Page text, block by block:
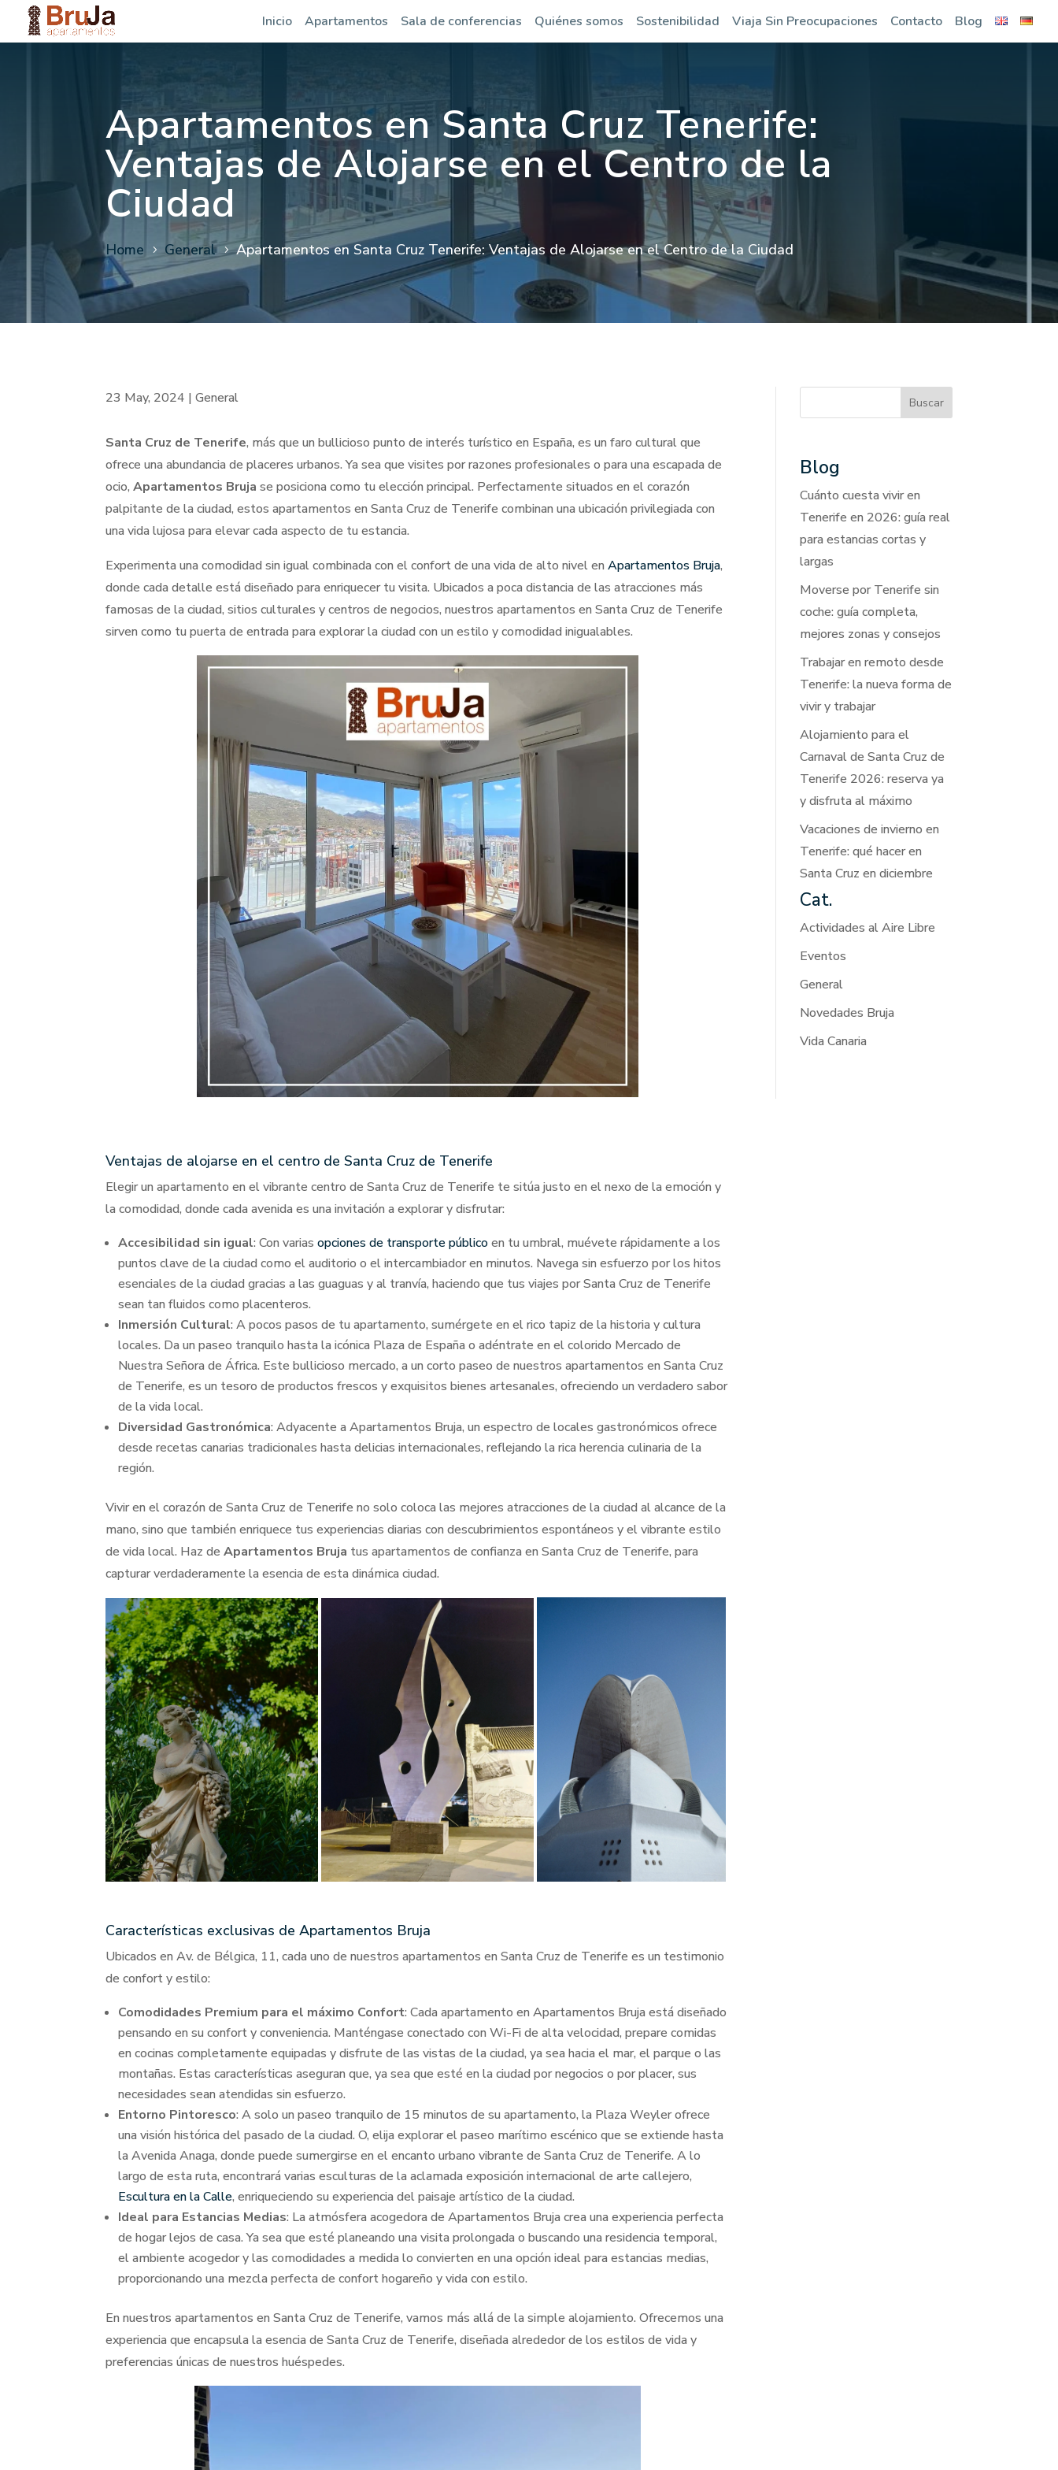
Inicio Apartamentos Sala de conferencias Quiénes somos Sostenibilidad Viaja Sin Preocupaciones Contacto Blog
Apartamentos en Santa Cruz Tenerife:
Ventajas de Alojarse en el Centro de la
Ciudad
Home General Apartamentos en Santa Cruz Tenerife: Ventajas de Alojarse en el Centro de la Ciudad
23 May, 2024 |General
Santa Cruz de Tenerife, más que un bullicioso punto de interés turístico en España, es un faro cultural que
ofrece una abundancia de placeres urbanos. Ya sea que visites por razones profesionales o para una escapada de
ocio,Apartamentos Bruja se posiciona como tu elección principal. Perfectamente situados en el corazón
palpitante de la ciudad, estos apartamentos en Santa Cruz de Tenerife combinan una ubicación privilegiada con
una vida lujosa para elevar cada aspecto de tu estancia.
Experimenta una comodidad sin igual combinada con el confort de una vida de alto nivel enApartamentos Bruja,
donde cada detalle está diseñado para enriquecer tu visita. Ubicados a poca distancia de las atracciones más
famosas de la ciudad, sitios culturales y centros de negocios, nuestros apartamentos en Santa Cruz de Tenerife
sirven como tu puerta de entrada para explorar la ciudad con un estilo y comodidad inigualables.
Ventajas de alojarse en el centro de Santa Cruz de Tenerife
Elegir un apartamento en el vibrante centro de Santa Cruz de Tenerife te sitúa justo en el nexo de la emoción y
la comodidad, donde cada avenida es una invitación a explorar y disfrutar:
Accesibilidad sin igual: Con variasopciones de transporte público en tu umbral, muévete rápidamente a los
puntos clave de la ciudad como el auditorio o el intercambiador en minutos. Navega sin esfuerzo por los hitos
esenciales de la ciudad gracias a las guaguas y al tranvía, haciendo que tus viajes por Santa Cruz de Tenerife
sean tan fluidos como placenteros.
Inmersión Cultural: A pocos pasos de tu apartamento, sumérgete en el rico tapiz de la historia y cultura
locales. Da un paseo tranquilo hasta la icónica Plaza de España o adéntrate en el colorido Mercado de
Nuestra Señora de África. Este bullicioso mercado, a un corto paseo de nuestros apartamentos en Santa Cruz
de Tenerife, es un tesoro de productos frescos y exquisitos bienes artesanales, ofreciendo un verdadero sabor
de la vida local.
Diversidad Gastronómica: Adyacente a Apartamentos Bruja, un espectro de locales gastronómicos ofrece
desde recetas canarias tradicionales hasta delicias internacionales, reflejando la rica herencia culinaria de la
región.
Vivir en el corazón de Santa Cruz de Tenerife no solo coloca las mejores atracciones de la ciudad al alcance de la
mano, sino que también enriquece tus experiencias diarias con descubrimientos espontáneos y el vibrante estilo
de vida local. Haz deApartamentos Bruja tus apartamentos de confianza en Santa Cruz de Tenerife, para
capturar verdaderamente la esencia de esta dinámica ciudad.
Características exclusivas de Apartamentos Bruja
Ubicados en Av. de Bélgica, 11, cada uno de nuestros apartamentos en Santa Cruz de Tenerife es un testimonio
de confort y estilo:
Comodidades Premium para el máximo Confort: Cada apartamento en Apartamentos Bruja está diseñado
pensando en su confort y conveniencia. Manténgase conectado con Wi-Fi de alta velocidad, prepare comidas
en cocinas completamente equipadas y disfrute de las vistas de la ciudad, ya sea hacia el mar, el parque o las
montañas. Estas características aseguran que, ya sea que esté en la ciudad por negocios o por placer, sus
necesidades sean atendidas sin esfuerzo.
Entorno Pintoresco: A solo un paseo tranquilo de 15 minutos de su apartamento, la Plaza Weyler ofrece
una visión histórica del pasado de la ciudad. O, elija explorar el paseo marítimo escénico que se extiende hasta
la Avenida Anaga, donde puede sumergirse en el encanto urbano vibrante de Santa Cruz de Tenerife. A lo
largo de esta ruta, encontrará varias esculturas de la aclamada exposición internacional de arte callejero,
Escultura en la Calle, enriqueciendo su experiencia del paisaje artístico de la ciudad.
Ideal para Estancias Medias: La atmósfera acogedora de Apartamentos Bruja crea una experiencia perfecta
de hogar lejos de casa. Ya sea que esté planeando una visita prolongada o buscando una residencia temporal,
el ambiente acogedor y las comodidades a medida lo convierten en una opción ideal para estancias medias,
proporcionando una mezcla perfecta de confort hogareño y vida con estilo.
En nuestros apartamentos en Santa Cruz de Tenerife, vamos más allá de la simple alojamiento. Ofrecemos una
experiencia que encapsula la esencia de Santa Cruz de Tenerife, diseñada alrededor de los estilos de vida y
preferencias únicas de nuestros huéspedes.
Buscar
Blog
Cuánto cuesta vivir en
Tenerife en 2026: guía real
para estancias cortas y
largas
Moverse por Tenerife sin
coche: guía completa,
mejores zonas y consejos
Trabajar en remoto desde
Tenerife: la nueva forma de
vivir y trabajar
Alojamiento para el
Carnaval de Santa Cruz de
Tenerife 2026: reserva ya
y disfruta al máximo
Vacaciones de invierno en
Tenerife: qué hacer en
Santa Cruz en diciembre
Cat.
Actividades al Aire Libre
Eventos
General
Novedades Bruja
Vida Canaria